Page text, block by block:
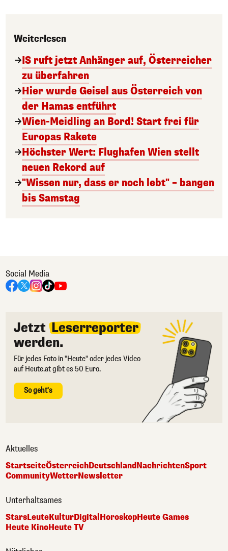
Weiterlesen
IS ruft jetzt Anhänger auf, Österreicher
zu überfahren
Hier wurde Geisel aus Österreich von
der Hamas entführt
Wien-Meidling an Bord! Start frei für
Europas Rakete
Höchster Wert: Flughafen Wien stellt
neuen Rekord auf
"Wissen nur, dass er noch lebt" – bangen
bis Samstag
Social Media
Jetzt Leserreporter
werden.
Für jedes Foto in "Heute" oder jedes Video
auf Heute.at gibt es 50 Euro.
So geht's
Aktuelles
StartseiteÖsterreichDeutschlandNachrichtenSport
CommunityWetterNewsletter
Unterhaltsames
StarsLeuteKulturDigital HoroskopHeute Games
Heute KinoHeute TV